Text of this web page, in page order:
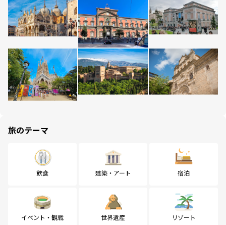
旅のテーマ
飲食 建築・アート 宿泊
イベント・観戦 世界遺産 リゾート